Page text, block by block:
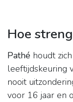
Hoe
Pathé houdt
leeftijdskeuring
nooit
voor 16 jaar en